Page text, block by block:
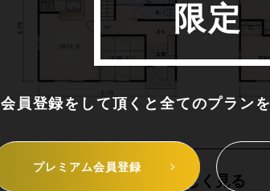
詳しく見る
限定
会員登録をして頂くと全てのプランを
プレミアム会員登録